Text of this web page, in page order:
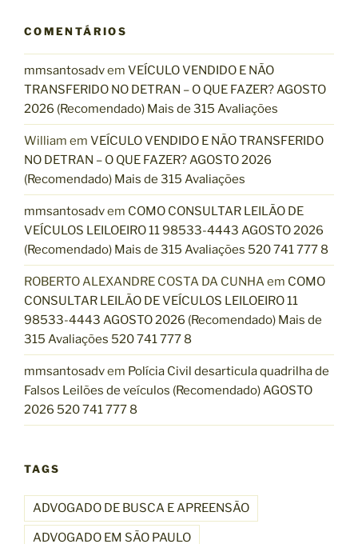
COMENTÁRIOS
mmsantosadvem VEÍCULO VENDIDO E NÃO
TRANSFERIDO NO DETRAN – O QUE FAZER? AGOSTO
2026 (Recomendado) Mais de 315 Avaliações
William em VEÍCULO VENDIDO E NÃO TRANSFERIDO
NO DETRAN – O QUE FAZER? AGOSTO 2026
(Recomendado) Mais de 315 Avaliações
mmsantosadvem COMO CONSULTAR LEILÃO DE
VEÍCULOS LEILOEIRO 11 98533-4443 AGOSTO 2026
(Recomendado) Mais de 315 Avaliações 520 741 777 8
ROBERTO ALEXANDRE COSTA DA CUNHAem COMO
CONSULTAR LEILÃO DE VEÍCULOS LEILOEIRO 11
98533-4443 AGOSTO 2026 (Recomendado) Mais de
315 Avaliações 520 741 777 8
mmsantosadvem Polícia Civil desarticula quadrilha de
Falsos Leilões de veículos (Recomendado) AGOSTO
2026 520 741 777 8
TAGS
ADVOGADO DE BUSCA E APREENSÃO
ADVOGADO EM SÃO PAULO